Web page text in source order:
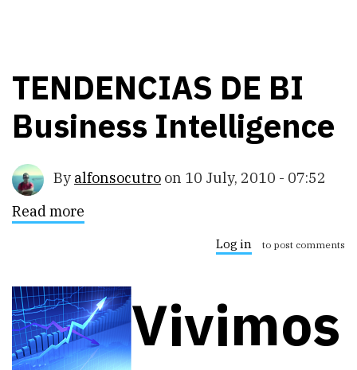
TENDENCIAS DE BI
Business Intelligence
By alfonsocutro on 10 July, 2010 - 07:52
Read more
Intelligence
Log in to post comments
Vivimos